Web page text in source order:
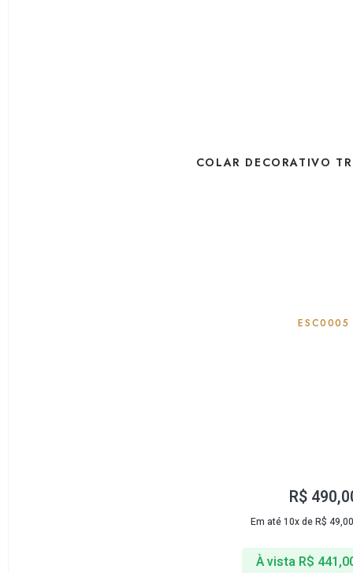
COLAR DECORATIVO
ESC0005
R$
Em até 10x deR$ 49,00
À vista R$